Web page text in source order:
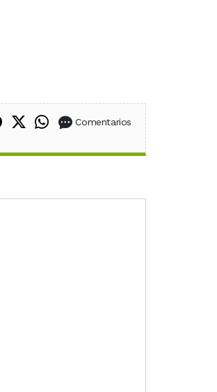
Compartir en Facebook
Compartir en X (Twitter)
Compartir en WhatsApp
Comentarios